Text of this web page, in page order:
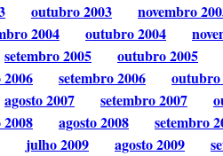
outubro 2003 novembro
2004 outubro 2004
setembro 2005 outubro 2005
2006 setembro 2006 outubro
agosto 2007 setembro 2007
agosto 2008 setembro
julho 2009 agosto 2009